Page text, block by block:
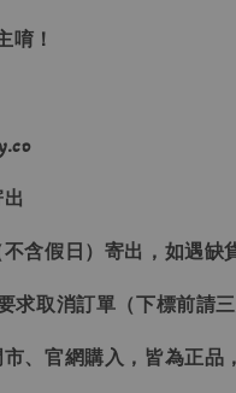
唷！
含假日）寄出，如遇缺
求取消訂單（下標前請
、官網購入，皆為正品